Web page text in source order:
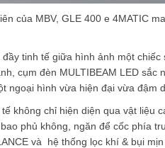
của MBV, GLE 400 e 4MATIC
tinh tế giữa hình ảnh một
cụm đèn MULTIBEAM LED sắc
ngoại hình vừa hiện đại vừa đậm
không chỉ hiện diện qua vật liệu
phủ không, ngăn để cốc phía
và hệ thống lọc khí & bụi